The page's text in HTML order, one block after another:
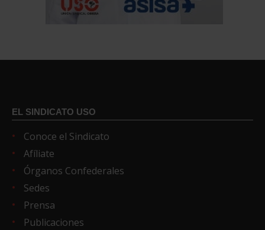
EL SINDICATO USO
Conoce el Sindicato
Afíliate
Órganos Confederales
Sedes
Prensa
Publicaciones